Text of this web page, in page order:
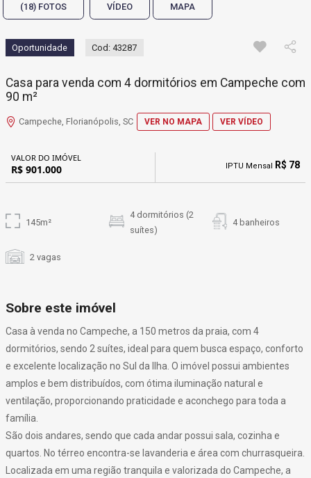
(18) FOTOS VÍDEO MAPA
Oportunidade Cod: 43287
Casa para venda com 4 dormitórios em Campeche com
90 m²
Campeche, Florianópolis, SC VER NO MAPA VER VÍDEO
VALOR DO IMÓVEL
R$ 901.000 IPTU Mensal R$ 78
145m²
4 dormitórios (2
suítes)
4 banheiros
2 vagas
Sobre este imóvel
Casa à venda no Campeche, a 150 metros da praia, com 4
dormitórios, sendo 2 suítes, ideal para quem busca espaço, conforto
e excelente localização no Sul da Ilha. O imóvel possui ambientes
amplos e bem distribuídos, com ótima iluminação natural e
ventilação, proporcionando praticidade e aconchego para toda a
família.
São dois andares, sendo que cada andar possui sala, cozinha e
quartos. No térreo encontra-se lavanderia e área com churrasqueira.
Localizada em uma região tranquila e valorizada do Campeche, a